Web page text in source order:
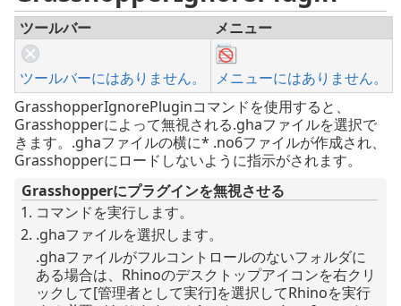
ツールバー メニュー
ツールバーにはありません。
メニューにはありません。
GrasshopperIgnorePluginコマンドを使用すると、
Grasshopperによって無視される.ghaファイルを選択で
きます。.ghaファイルの横に* .no6ファイルが作成され、
Grasshopperにロードしないように指示がされます。
Grasshopperにプラグインを無視させる
コマンドを実行します。
.ghaファイルを選択します。
.ghaファイルがフルコントロールのないフォルダに
ある場合は、Rhinoのデスクトップアイコンを右クリ
ックして[管理者として実行]を選択してRhinoを実行